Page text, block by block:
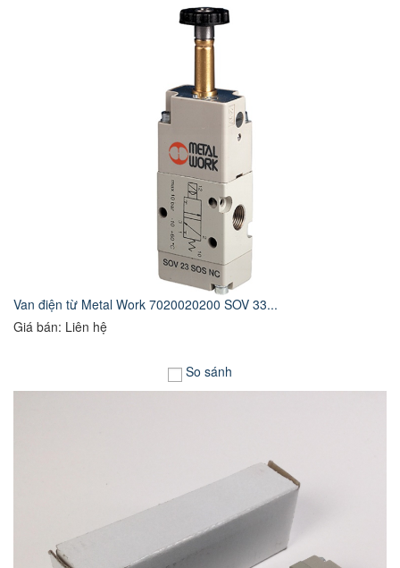
Van điện từ Metal Work 7020020200 SOV 33...
Giá bán: Liên hệ
So sánh